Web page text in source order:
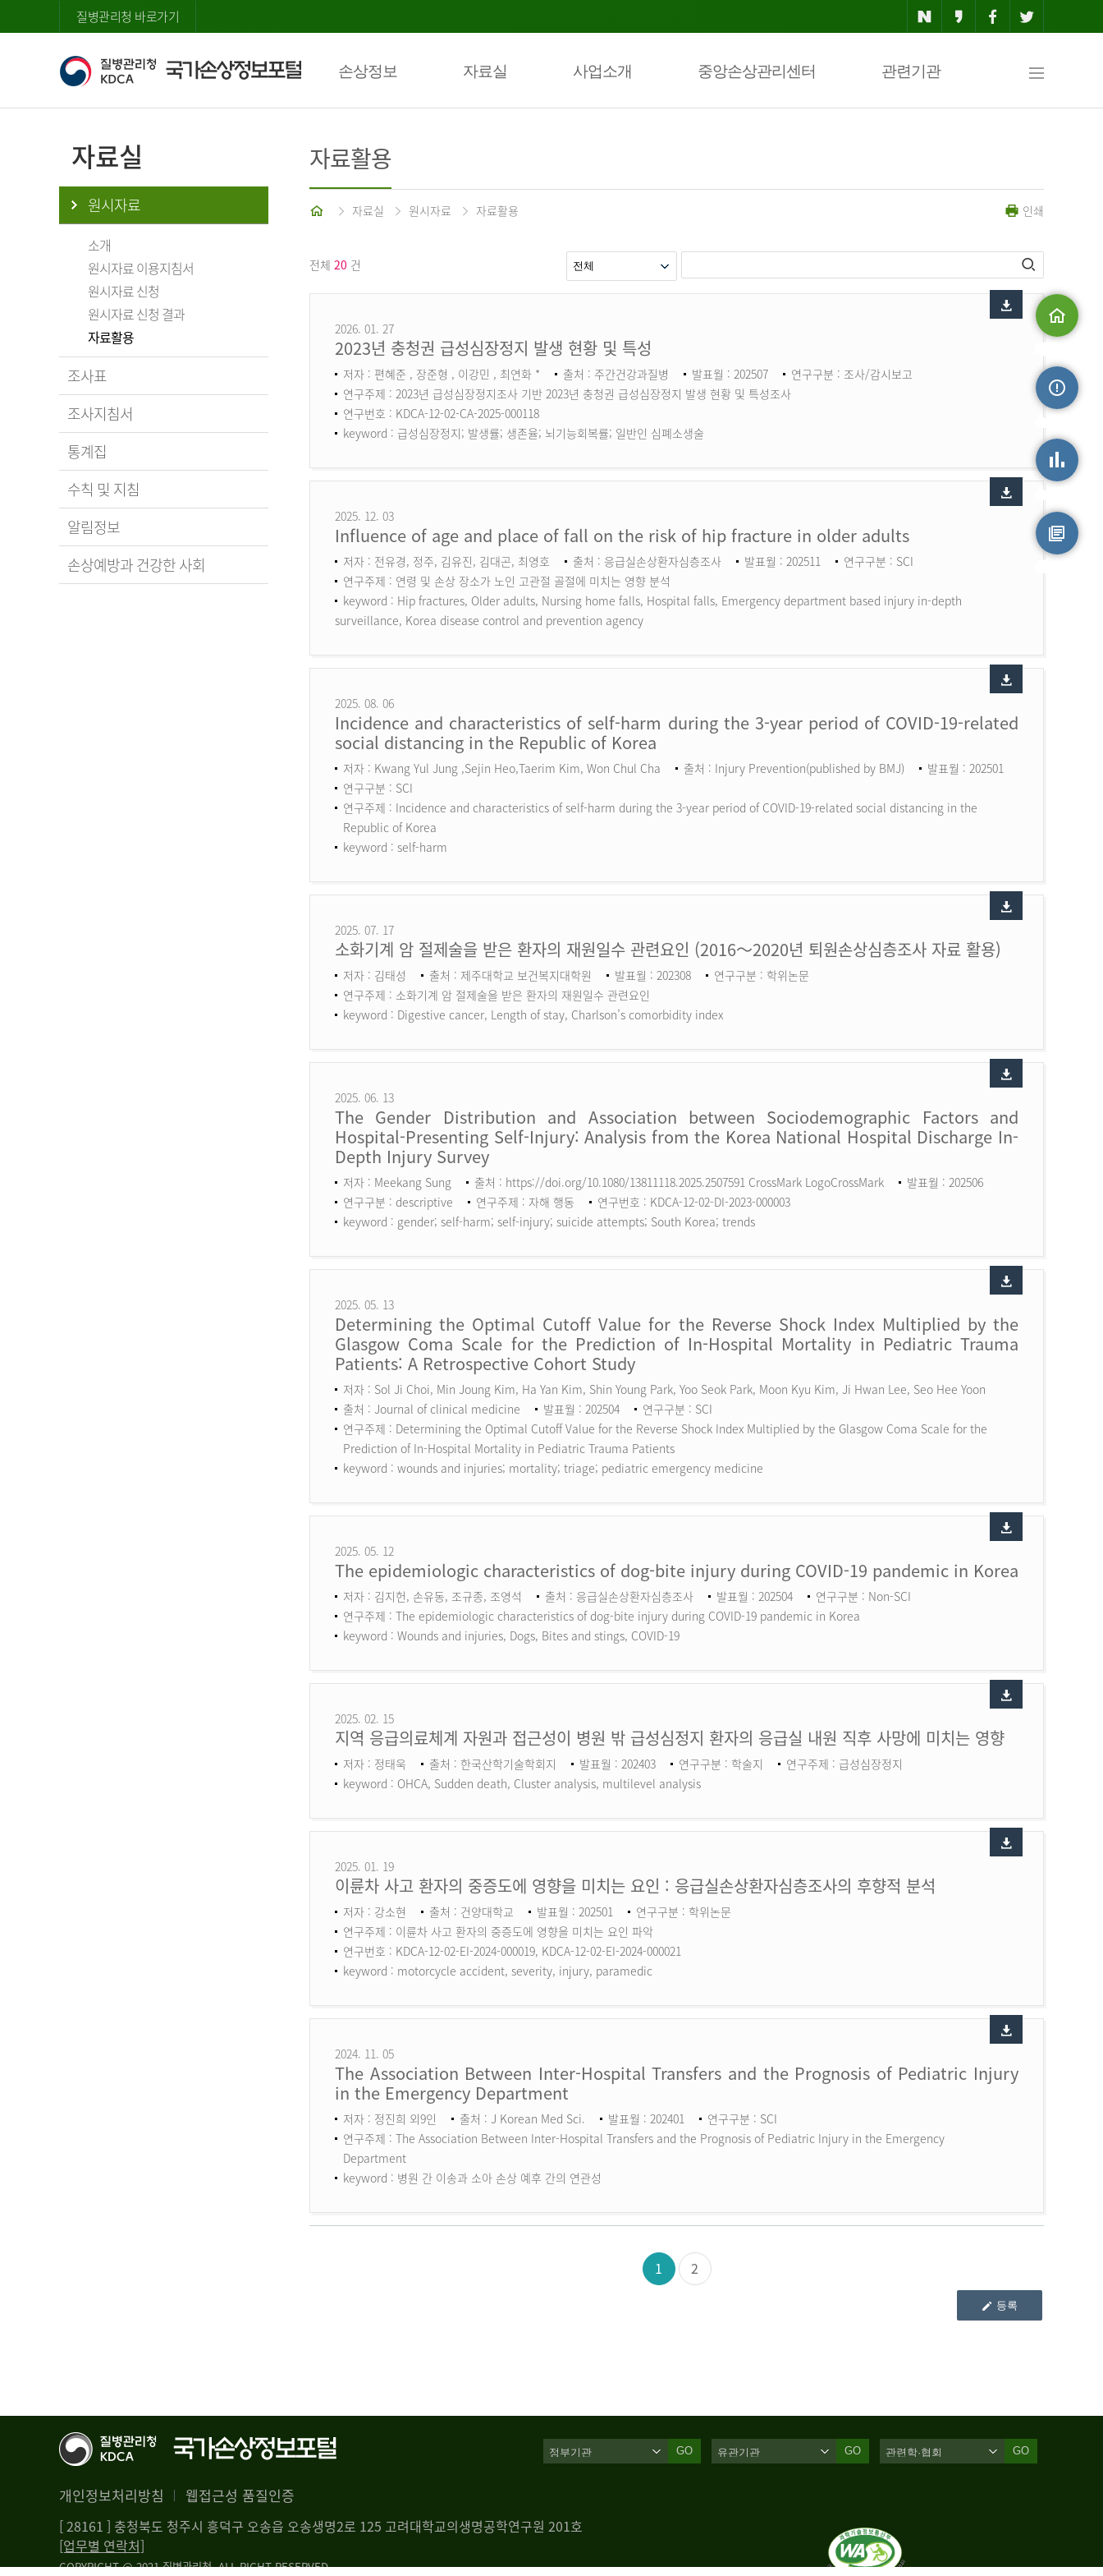
질병관리청 바로가기
손상정보 자료실 사업소개 중앙손상관리센터 관련기관
맵
자료실
원시자료
소개
원시자료 이용지침서
원시자료 신청
원시자료 신청 결과
자료활용
조사표
조사지침서
통계집
수칙 및 지침
알림정보
손상예방과 건강한 사회
자료활용
홈 자료실 원시자료 자료활용 인쇄
전체 20 건
2026. 01. 27
2023년 충청권 급성심장정지 발생 현황 및 특성
저자 : 편혜준 , 장준형 , 이강민 , 최연화 * 출처 : 주간건강과질병 발표월 : 202507
연구구분 : 조사/감시보고
연구주제 : 2023년 급성심장정지조사 기반 2023년 충청권 급성심장정지 발생 현황 및 특성조사
연구번호 : KDCA-12-02-CA-2025-000118
keyword : 급성심장정지; 발생률; 생존율; 뇌기능회복률; 일반인 심폐소생술
2025. 12. 03
Influence of age and place of fall on the risk of hip fracture in older adults
저자 : 전유경, 정주, 김유진, 김대곤, 최영호 출처 : 응급실손상환자심층조사 발표월 : 202511
연구구분 : SCI
연구주제 : 연령 및 손상 장소가 노인 고관절 골절에 미치는 영향 분석
keyword : Hip fractures, Older adults, Nursing home falls, Hospital falls, Emergency department based injury in-depth
surveillance, Korea disease control and prevention agency
2025. 08. 06
Incidence and characteristics of self-harm during the 3-year period of COVID-19-related
social distancing in the Republic of Korea
저자 : Kwang Yul Jung ,Sejin Heo,Taerim Kim, Won Chul Cha 출처 : Injury Prevention(published by BMJ)
발표월 : 202501
연구구분 : SCI
연구주제 : Incidence and characteristics of self-harm during the 3-year period of COVID-19-related social distancing in the
Republic of Korea
keyword : self-harm
2025. 07. 17
소화기계 암 절제술을 받은 환자의 재원일수 관련요인 (2016～2020년 퇴원손상심층조사 자료 활용)
저자 : 김태성 출처 : 제주대학교 보건복지대학원 발표월 : 202308
연구구분 : 학위논문
연구주제 : 소화기계 암 절제술을 받은 환자의 재원일수 관련요인
keyword : Digestive cancer, Length of stay, Charlson’s comorbidity index
2025. 06. 13
The Gender Distribution and Association between Sociodemographic Factors and
Hospital-Presenting Self-Injury: Analysis from the Korea National Hospital Discharge In-
Depth Injury Survey
저자 : Meekang Sung 출처 : https://doi.org/10.1080/13811118.2025.2507591 CrossMark LogoCrossMark
발표월 : 202506
연구구분 : descriptive
연구주제 : 자해 행동
연구번호 : KDCA-12-02-DI-2023-000003
keyword : gender; self-harm; self-injury; suicide attempts; South Korea; trends
2025. 05. 13
Determining the Optimal Cutoff Value for the Reverse Shock Index Multiplied by the
Glasgow Coma Scale for the Prediction of In-Hospital Mortality in Pediatric Trauma
Patients: A Retrospective Cohort Study
저자 : Sol Ji Choi, Min Joung Kim, Ha Yan Kim, Shin Young Park, Yoo Seok Park, Moon Kyu Kim, Ji Hwan Lee, Seo Hee Yoon
출처 : Journal of clinical medicine
발표월 : 202504
연구구분 : SCI
연구주제 : Determining the Optimal Cutoff Value for the Reverse Shock Index Multiplied by the Glasgow Coma Scale for the
Prediction of In-Hospital Mortality in Pediatric Trauma Patients
keyword : wounds and injuries; mortality; triage; pediatric emergency medicine
2025. 05. 12
The epidemiologic characteristics of dog-bite injury during COVID-19 pandemic in Korea
저자 : 김지헌, 손유동, 조규종, 조영석 출처 : 응급실손상환자심층조사 발표월 : 202504
연구구분 : Non-SCI
연구주제 : The epidemiologic characteristics of dog-bite injury during COVID-19 pandemic in Korea
keyword : Wounds and injuries, Dogs, Bites and stings, COVID-19
2025. 02. 15
지역 응급의료체계 자원과 접근성이 병원 밖 급성심정지 환자의 응급실 내원 직후 사망에 미치는 영향
저자 : 정태욱 출처 : 한국산학기술학회지 발표월 : 202403 연구구분 : 학술지
연구주제 : 급성심장정지
keyword : OHCA, Sudden death, Cluster analysis, multilevel analysis
2025. 01. 19
이륜차 사고 환자의 중증도에 영향을 미치는 요인 : 응급실손상환자심층조사의 후향적 분석
저자 : 강소현 출처 : 건양대학교 발표월 : 202501
연구구분 : 학위논문
연구주제 : 이륜차 사고 환자의 중증도에 영향을 미치는 요인 파악
연구번호 : KDCA-12-02-EI-2024-000019, KDCA-12-02-EI-2024-000021
keyword : motorcycle accident, severity, injury, paramedic
2024. 11. 05
The Association Between Inter-Hospital Transfers and the Prognosis of Pediatric Injury
in the Emergency Department
저자 : 정진희 외9인 출처 : J Korean Med Sci. 발표월 : 202401
연구구분 : SCI
연구주제 : The Association Between Inter-Hospital Transfers and the Prognosis of Pediatric Injury in the Emergency
Department
keyword : 병원 간 이송과 소아 손상 예후 간의 연관성
1 2
등록
개인정보처리방침 웹접근성 품질인증
GO GO GO
[ 28161 ] 충청북도 청주시 흥덕구 오송읍 오송생명2로 125 고려대학교의생명공학연구원 201호
[업무별 연락처]
COPYRIGHT @ 2021 질병관리청. ALL RIGHT RESERVED
손상정보
손상통계